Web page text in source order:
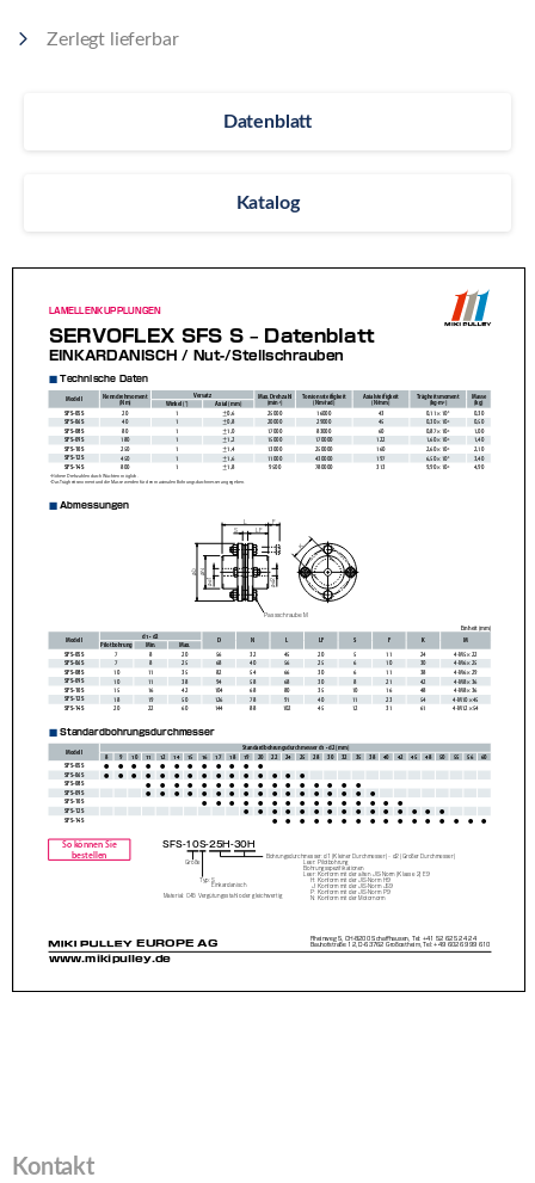
Zerlegt lieferbar
Datenblatt
Katalog
Kontakt